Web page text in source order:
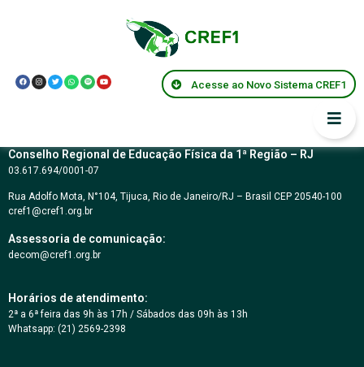
Acesse ao Novo Sistema CREF1
Lei Municipal 6.577-
Rio de Janeiro
Conselho Regional de Educação Física da 1ª Região – RJ
03.617.694/0001-07
Rua Adolfo Mota, N°104, Tijuca, Rio de Janeiro/RJ – Brasil CEP 20540-100
cref1@cref1.org.br
Assessoria de comunicação:
decom@cref1.org.br
Horários de atendimento:
2ª a 6ª feira das 9h às 17h / Sábados das 09h às 13h
Whatsapp: (21) 2569-2398